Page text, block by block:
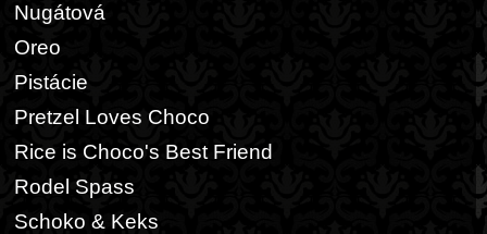
Nugátová
Oreo
Pistácie
Pretzel Loves Choco
Rice is Choco's Best Friend
Rodel Spass
Schoko & Keks